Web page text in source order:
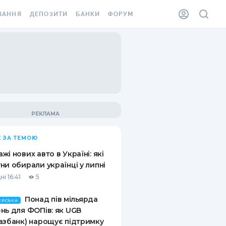
ВІНЬЄТКА
ВІД
ВИПАДКІВ
ДЕПОЗИТИ
ПИТАННЯ ТА ВІДПОВІДІ
ДЕПОЗИТНИЙ КАЛЬКУЛЯТОР
ПУТІВНИКИ ПО
БАНКИ ФОРУМ
ЗА ТЕМОЮ
нових авто в Україні: які
обирали українці у липні
16:41 5
Понад пів мільярда
для ФОПів: як UGB
нарощує підтримку